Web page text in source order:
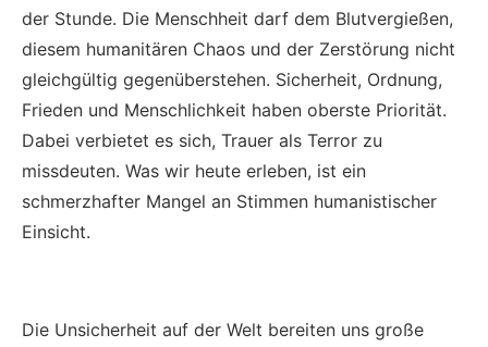
der Stunde. Die Menschheit darf dem Blutvergießen,
diesem humanitären Chaos und der Zerstörung nicht
gleichgültig gegenüberstehen. Sicherheit, Ordnung,
Frieden und Menschlichkeit haben oberste Priorität.
Dabei verbietet es sich, Trauer als Terror zu
missdeuten. Was wir heute erleben, ist ein
schmerzhafter Mangel an Stimmen humanistischer
Einsicht.
Die Unsicherheit auf der Welt bereiten uns große